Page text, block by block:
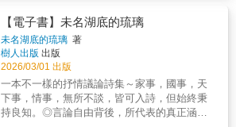
扇門其實都一直在那兒，於是走了出去，從此
所有曾遇過的壞東西都成了他的養分，繼續跌
跌撞撞，各種擦傷成詩。他從幾年來累積的兩
百首詩中挑出這四十九首，基準是仍能在閱讀
時刺痛他的作品。全書三輯分別呈現赤子的
「三態」：創傷噴濺的血色，情愛與慾望中的
裸裎，以及與世相違、起著紅疹的肌膚。詩人
一心嚮往絢爛遺世，卻也意外選了許多跟母親
【電子書】未名湖底的琉璃
未名湖底的琉璃 著
樹人出版 出版
2026/03/01 出版
一本不一樣的抒情議論詩集～家事，國事，天
下事，情事，無所不談，皆可入詩，但始終秉
持良知。◎言論自由背後，所代表的真正涵義